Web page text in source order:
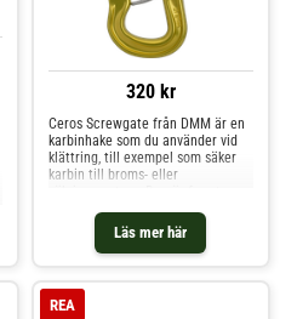
320 kr
Läs mer här
Ceros Screwgate från DMM är en
karbinhake som du använder vid
klättring, till exempel som säker
karbin till broms- eller
för att minska risken för
snedbelastning och ge dig jämn
och kontrollerad repgång när du
säkrar. Den inbyggda wiregaten
säkringsöglan så att den
orienteras rätt, medan den
REA